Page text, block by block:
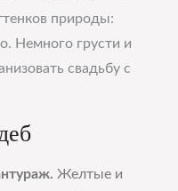
природы:
Немного грусти и
свадьбу с
Желтые и